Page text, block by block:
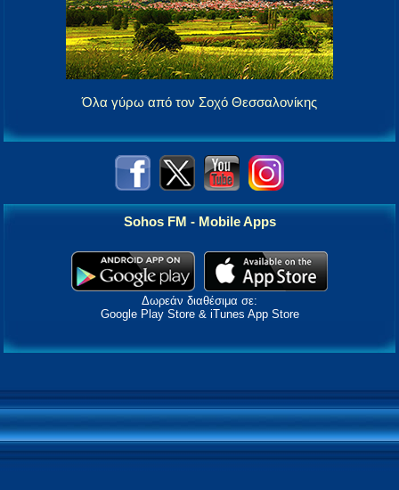
Όλα γύρω από τον Σοχό Θεσσαλονίκης
Sohos FM - Mobile Apps
Δωρεάν διαθέσιμα σε:
Google Play Store & iTunes App Store